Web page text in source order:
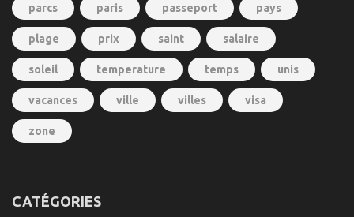
parcs paris passeport pays
plage prix saint salaire
soleil temperature temps unis
vacances ville villes visa
zone
CATÉGORIES